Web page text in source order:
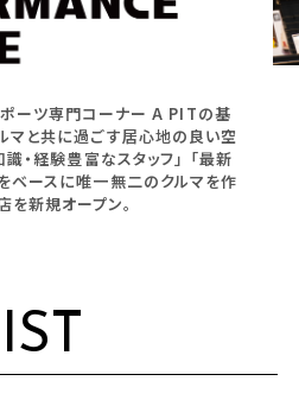
ーツ専門コーナー A PITの基
マと共に過ごす居心地の良い空
識・経験豊富なスタッフ」 「最新
ベースに唯一無二のクルマを作
を新規オープン。